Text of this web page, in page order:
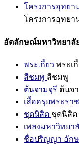
โครงการอุทยา
โครงการอุทยา
อัตลักษณ์มหาวิทยาลั
พระเกี้ยว พระเ
สีชมพู สีชมพู
ต้นจามจุรี ต้นจ
เสื้อครุยพระรา
ชุดนิสิต ชุดนิสิต
เพลงมหาวิทยา
ชื่อปริญญา อัก